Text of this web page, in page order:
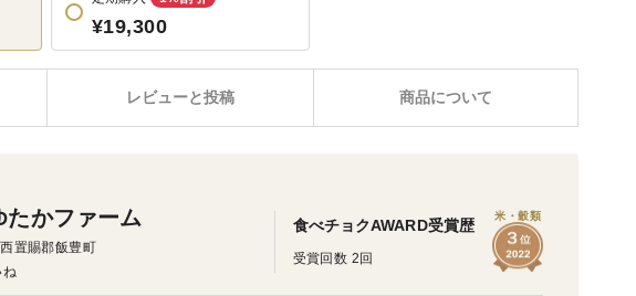
¥19,300
レビューと投稿 商品について
たかファーム
置賜郡飯豊町
ね
食べチョクAWARD受賞歴
受賞回数 2回
米・穀類